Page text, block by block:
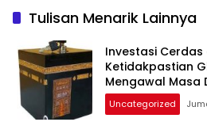
Tulisan Menarik Lainnya
Investasi Cerdas
Ketidakpastian
Mengawal Masa
Uncategorized